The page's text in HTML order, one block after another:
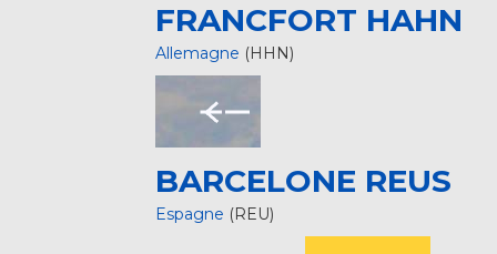
FRANCFORT HAHN
Allemagne (HHN)
BARCELONE REUS
Espagne (REU)